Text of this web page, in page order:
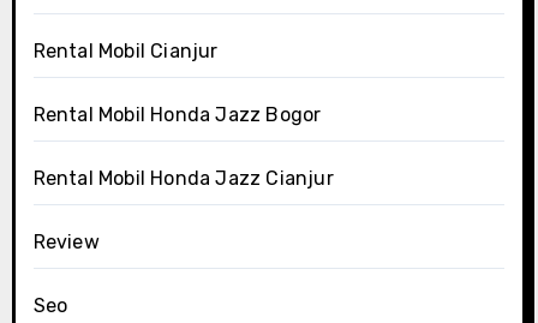
Rental Mobil Cianjur
Rental Mobil Honda Jazz Bogor
Rental Mobil Honda Jazz Cianjur
Review
Seo